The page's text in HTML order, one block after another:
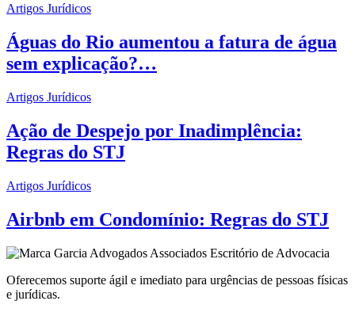
Artigos Jurídicos
Águas do Rio aumentou a fatura de água
sem explicação?…
Artigos Jurídicos
Ação de Despejo por Inadimplência:
Regras do STJ
Artigos Jurídicos
Airbnb em Condomínio: Regras do STJ
Oferecemos suporte ágil e imediato para urgências de pessoas físicas
e jurídicas.